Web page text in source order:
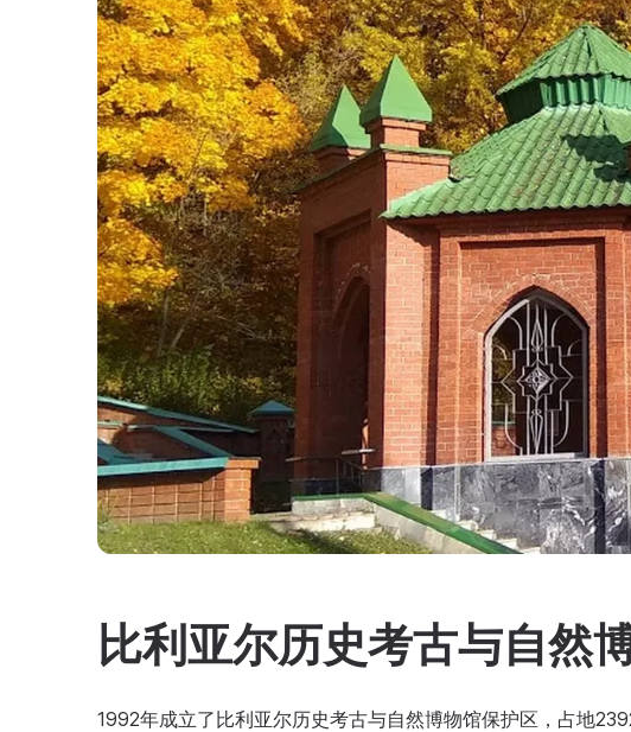
比利亚尔历史考古与自然
1992年成立了比利亚尔历史考古与自然博物馆保护区，占地